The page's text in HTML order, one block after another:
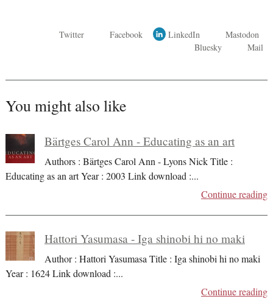
Twitter Facebook LinkedIn
Mastodon
Bluesky
Mail
You might also like
Bärtges Carol Ann - Educating as an art
Authors : Bärtges Carol Ann - Lyons Nick Title :
Educating as an art Year : 2003 Link download :...
Continue reading
Hattori Yasumasa - Iga shinobi hi no maki
Author : Hattori Yasumasa Title : Iga shinobi hi no maki
Year : 1624 Link download :...
Continue reading